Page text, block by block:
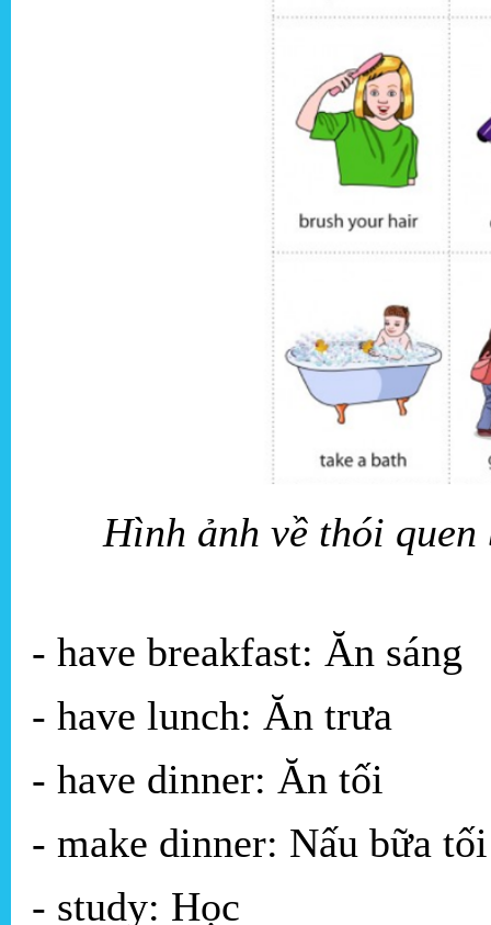
Hình ảnh về thói
- have breakfast: Ăn sáng
- have lunch: Ăn trưa
- have dinner: Ăn tối
- make dinner: Nấu bữa tối
- study: Học